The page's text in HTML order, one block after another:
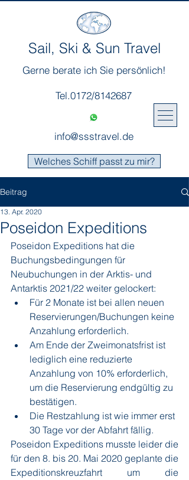
Sail, Ski & Sun Travel
Gerne berate ich Sie persönlich!
Tel.0172/8142687
info@ssstravel.de
Welches Schiff passt zu mir?
Beitrag
Poseidon Expeditions
13. Apr. 2020
Poseidon Expeditions hat die
Buchungsbedingungen für
Neubuchungen in der Arktis- und
Antarktis 2021/22 weiter gelockert:
Für 2 Monate ist bei allen neuen
Reservierungen/Buchungen keine
Anzahlung erforderlich.
Am Ende der Zweimonatsfrist ist
lediglich eine reduzierte
Anzahlung von 10% erforderlich,
um die Reservierung endgültig zu
bestätigen.
Die Restzahlung ist wie immer erst
30 Tage vor der Abfahrt fällig.
Poseidon Expeditions musste leider die
für den 8. bis 20. Mai 2020 geplante die
Expeditionskreuzfahrt um die